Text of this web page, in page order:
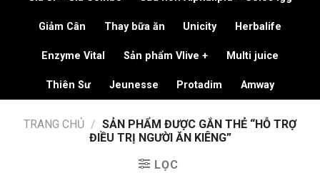
Giảm Cân Thay bữa ăn Unicity Herbalife
Enzyme Vital Sản phẩm Vlive + Multi juice
Thiên Sư Jeunesse Protadim Amway
TRANG CHỦ / SẢN PHẨM ĐƯỢC GẮN THẺ “HỖ TRỢ
ĐIỀU TRỊ NGƯỜI ĂN KIÊNG”
LỌC